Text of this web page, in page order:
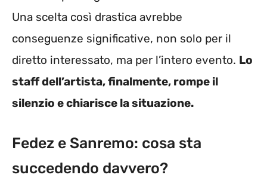
Una scelta così drastica avrebbe
conseguenze significative, non solo per il
diretto interessato, ma per l’intero evento. Lo
staff dell’artista, finalmente, rompe il
silenzio e chiarisce la situazione.
Fedez e Sanremo: cosa sta
succedendo davvero?